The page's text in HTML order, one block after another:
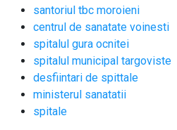
santoriul tbc moroieni
centrul de sanatate voinesti
spitalul gura ocnitei
spitalul municipal targoviste
desfiintari de spittale
ministerul sanatatii
spitale